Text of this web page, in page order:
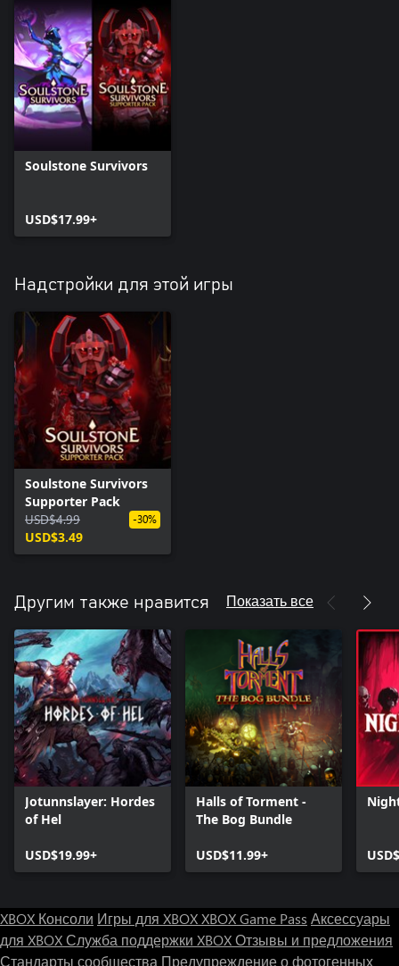
Soulstone Survivors
USD$17.99+
Надстройки для этой игры
Soulstone Survivors
Supporter Pack
USD$4.99
USD$3.49
-30%
Другим также нравится Показать все
Jotunnslayer: Hordes
of Hel
USD$19.99+
Halls of Torment -
The Bog Bundle
USD$11.99+
XBOX Консоли Игры для XBOXXBOX Game Pass Аксессуары
для XBOXСлужба поддержки XBOXОтзывы и предложения
Стандарты сообщества Предупреждение о фотогенных